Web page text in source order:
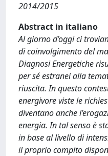
2014/2015
Abstract in italiano
Al giorno d’oggi ci
di coinvolgimento del
Diagnosi Energetiche
per sé estranei alla
riuscita. In questo
energivore viste le
diventano anche
energia. In tal senso è
in base al livello di
il proprio compito